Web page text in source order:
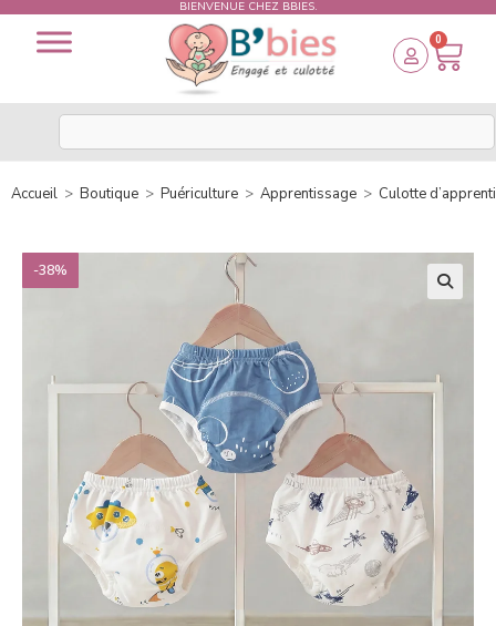
BIENVENUE CHEZ BBIES.
0
Accueil > Boutique > Puériculture > Apprentissage > Culotte
-38%